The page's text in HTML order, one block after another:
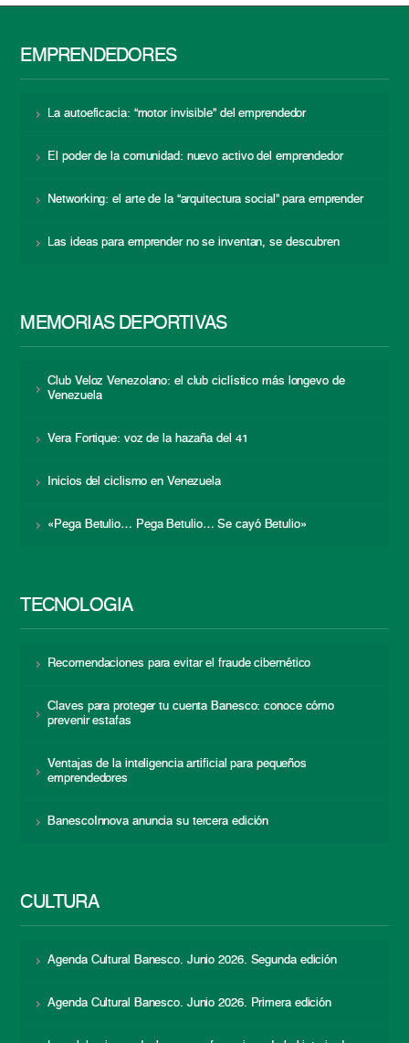
EMPRENDEDORES
La autoeficacia: “motor invisible” del emprendedor
El poder de la comunidad: nuevo activo del emprendedor
Networking: el arte de la “arquitectura social” para emprender
Las ideas para emprender no se inventan, se descubren
MEMORIAS DEPORTIVAS
Club Veloz Venezolano: el club ciclístico más longevo de
Venezuela
Vera Fortique: voz de la hazaña del 41
Inicios del ciclismo en Venezuela
«Pega Betulio… Pega Betulio… Se cayó Betulio»
TECNOLOGÍA
Recomendaciones para evitar el fraude cibernético
Claves para proteger tu cuenta Banesco: conoce cómo
prevenir estafas
Ventajas de la inteligencia artificial para pequeños
emprendedores
BanescoInnova anuncia su tercera edición
CULTURA
Agenda Cultural Banesco. Junio 2026. Segunda edición
Agenda Cultural Banesco. Junio 2026. Primera edición